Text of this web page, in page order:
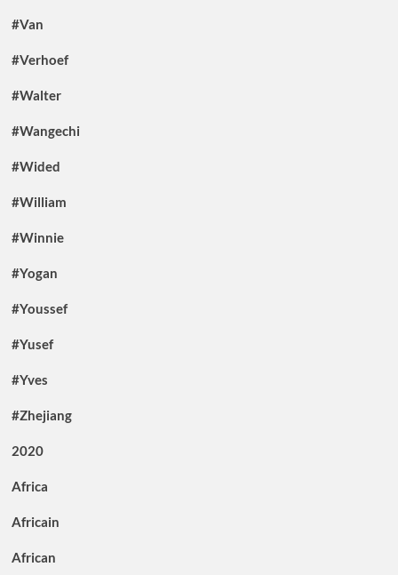
#Van
#Verhoef
#Walter
#Wangechi
#Wided
#William
#Winnie
#Yogan
#Youssef
#Yusef
#Yves
#Zhejiang
2020
Africa
Africain
African